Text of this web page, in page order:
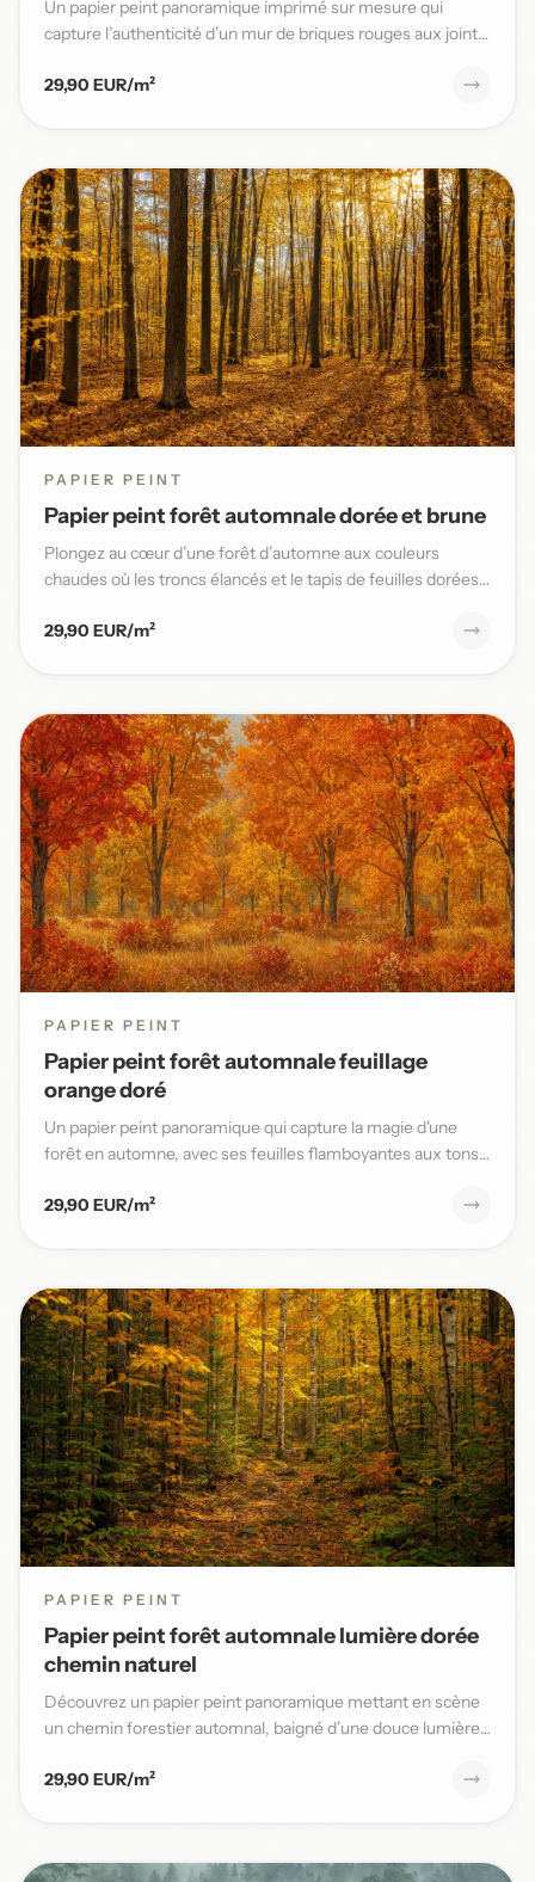
Un papier peint panoramique imprimé sur mesure qui
capture l’authenticité d’un mur de briques rouges aux joints
29,90 EUR/m²
PAPIER PEINT
Papier peint forêt automnale dorée et brune
Plongez au cœur d’une forêt d’automne aux couleurs
chaudes où les troncs élancés et le tapis de feuilles dorées
29,90 EUR/m²
PAPIER PEINT
Papier peint forêt automnale feuillage
orange doré
Un papier peint panoramique qui capture la magie d'une
forêt en automne, avec ses feuilles flamboyantes aux tons
29,90 EUR/m²
PAPIER PEINT
Papier peint forêt automnale lumière dorée
chemin naturel
Découvrez un papier peint panoramique mettant en scène
un chemin forestier automnal, baigné d’une douce lumière
29,90 EUR/m²